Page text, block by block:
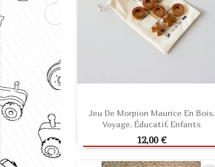
Jeu De Morpion Maurice En Bois,
Voyage, Éducatif, Enfants
Prix
12,00 €
AJOUTER AU PANIER